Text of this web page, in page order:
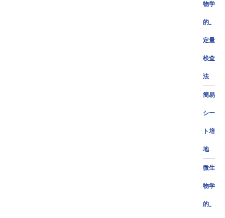
物学
的_
定量
検査
法
簡易
シー
ト培
地
微生
物学
的_